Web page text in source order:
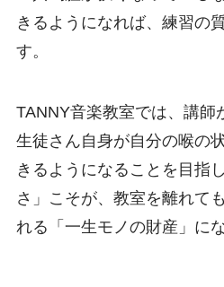
きるようになれば、練習の
す。
TANNY音楽教室では、講師
生徒さん自身が自分の喉の
きるようになることを目指
さ」こそが、教室を離れて
れる「一生モノの財産」に